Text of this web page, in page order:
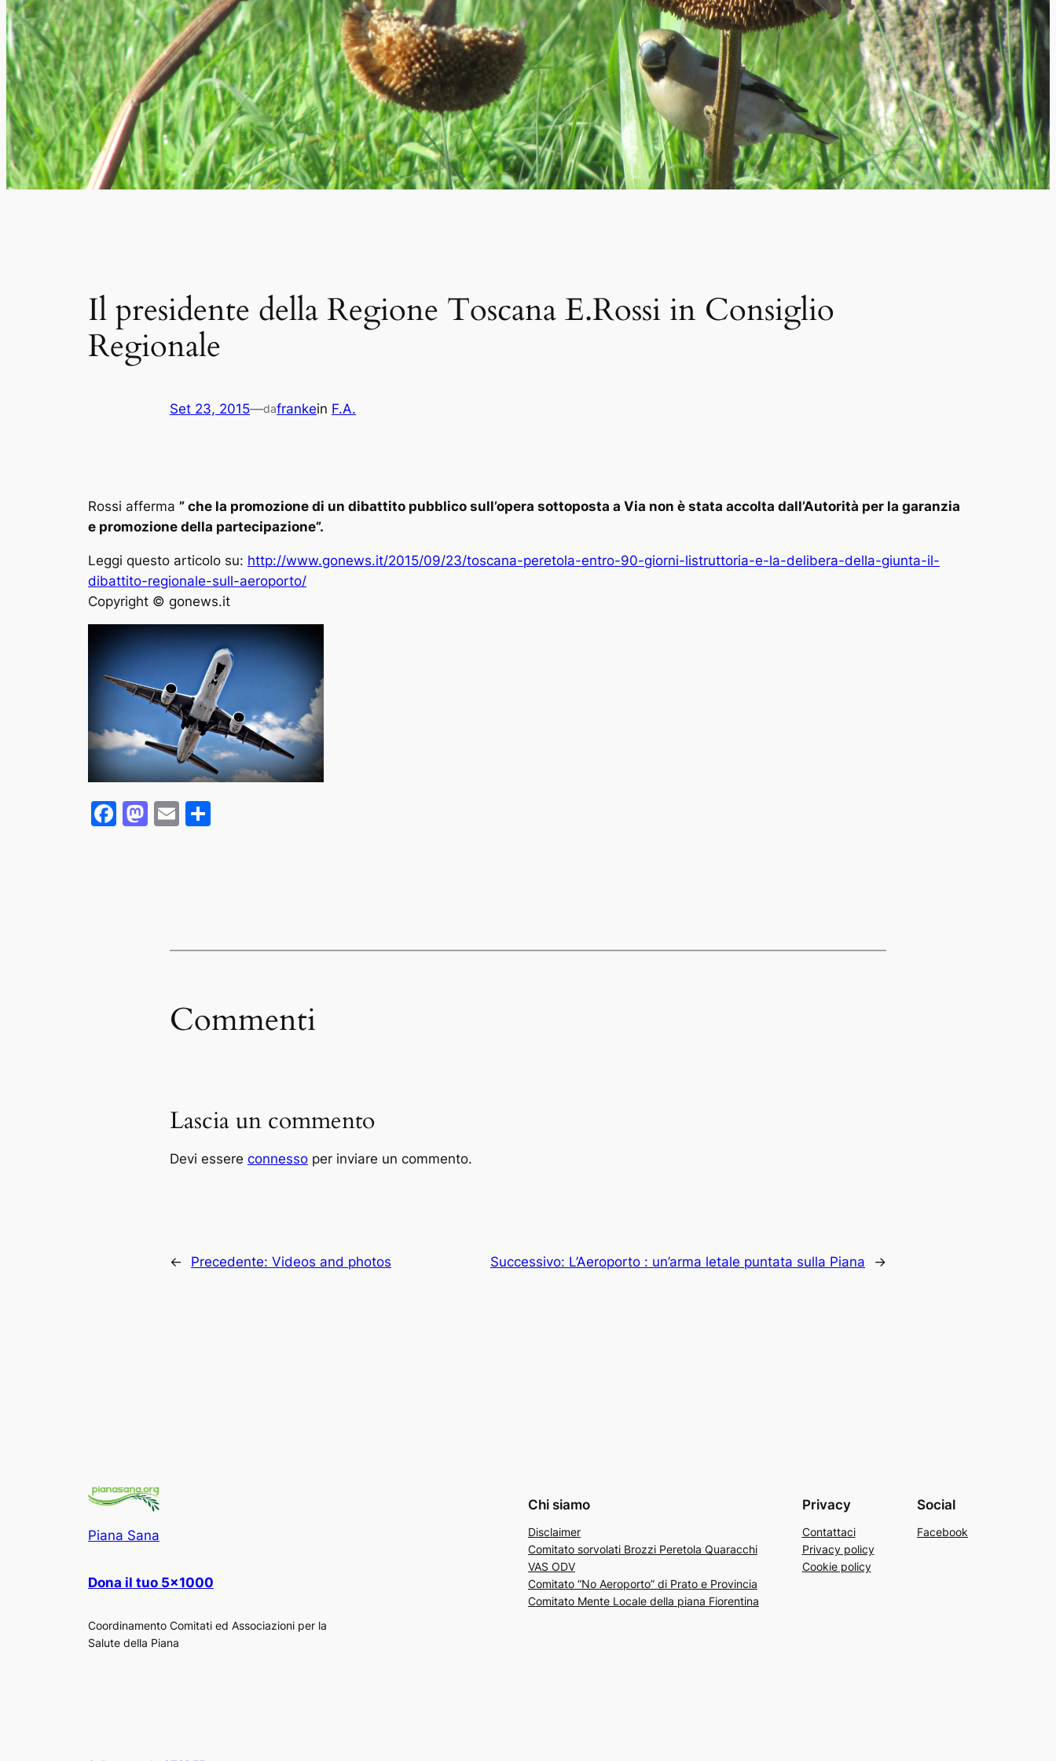
Il presidente della Regione Toscana E.Rossi in Consiglio
Regionale
Set 23, 2015—dafrankein F.A.
Rossi afferma ” che la promozione di un dibattito pubblico sull’opera sottoposta a Via non è stata accolta dall’Autorità per la garanzia
e promozione della partecipazione”.
Leggi questo articolo su: http://www.gonews.it/2015/09/23/toscana-peretola-entro-90-giorni-listruttoria-e-la-delibera-della-giunta-il-
dibattito-regionale-sull-aeroporto/
Copyright © gonews.it
Facebook
Mastodon
Email
Commenti
Lascia un commento
Devi essere connesso per inviare un commento.
← Precedente: Videos and photos Successivo: L’Aeroporto : un’arma letale puntata sulla Piana →
Piana Sana
Dona il tuo 5×1000
Coordinamento Comitati ed Associazioni per la
Salute della Piana
Chi siamo
Disclaimer
Comitato sorvolati Brozzi Peretola Quaracchi
VAS ODV
Comitato “No Aeroporto” di Prato e Provincia
Comitato Mente Locale della piana Fiorentina
Privacy
Contattaci
Privacy policy
Cookie policy
Social
Facebook